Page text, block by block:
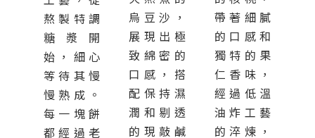
熬製特調
糖漿開
始，細心
等待其慢
慢熟成。
每一塊餅
都經過老
烏豆沙，
展現出極
致綿密的
口感，搭
配保持濕
潤和剔透
的現敲鹹
帶著細膩
的口感和
獨特的果
仁香味，
經過低溫
油炸工藝
的淬煉，